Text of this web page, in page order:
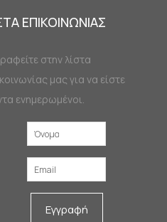
ΕΠΙΚΟΙΝΩΝΙΑΣ
στην λίστα
μας για να είστε
ενημερωμένοι.
Εγγραφή